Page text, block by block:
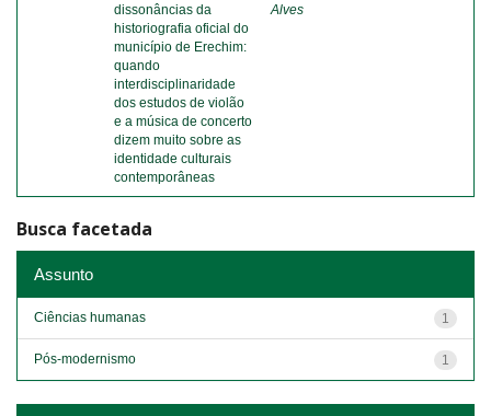
dissonâncias da
historiografia oficial do
município de Erechim:
quando
interdisciplinaridade
dos estudos de violão
e a música de concerto
dizem muito sobre as
identidade culturais
contemporâneas
Alves
Busca facetada
Assunto
1
Ciências humanas
1
Pós-modernismo